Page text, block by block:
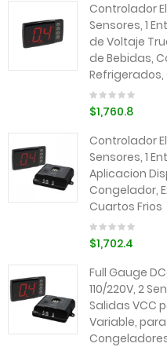
Controlador
Sensores, 1
de Voltaje
de Bebidas,
Refrigerados,
$1,760.8
Controlador
Sensores, 1
Aplicacion
Congelador,
Cuartos Frios
$1,702.4
Full Gauge
110/220V, 2
Salidas VCC
Variable,